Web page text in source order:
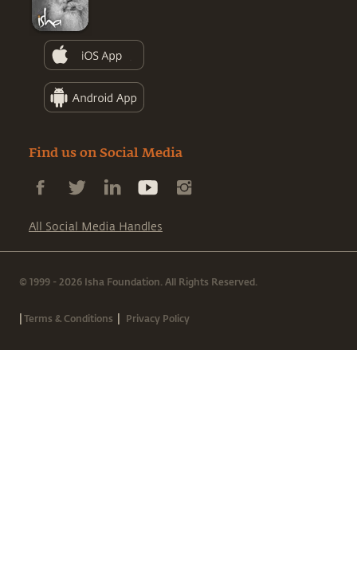
Find us on Social Media
All Social Media Handles
© 1999 - 2026 Isha Foundation. All Rights Reserved.
|Terms & Conditions | Privacy Policy